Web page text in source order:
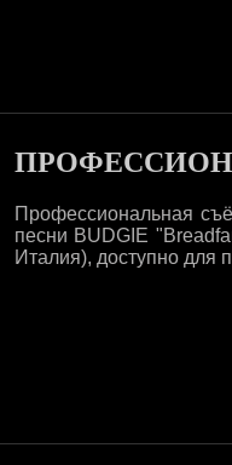
Профессиональная
песни BUDGIE
Италия), доступно для